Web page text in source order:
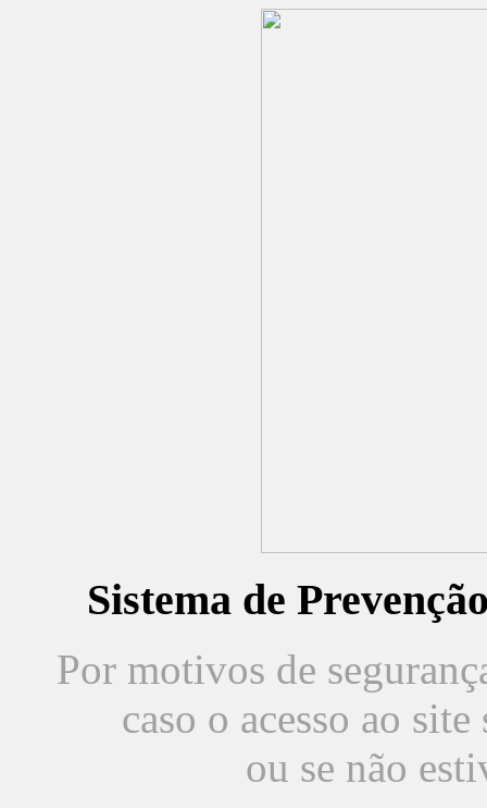
Sistema de
Por motivos de
caso o acesso ao
ou se não